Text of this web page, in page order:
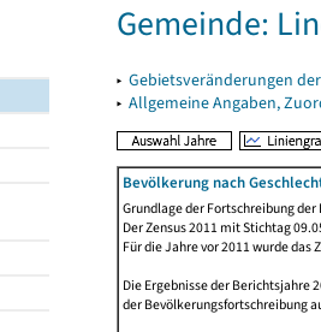
Gemeinde:
▸ Gebietsveränderungen
▸ Allgemeine Angaben,
Bevölkerung nach
Grundlage der Fortschreibung
Der Zensus 2011 mit Stichtag
Für die Jahre vor 2011 wurde
Die Ergebnisse der Berichtsjahre
der Bevölkerungsfortschreibung